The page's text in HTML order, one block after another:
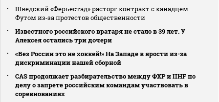
Шведский «Ферьестад» расторг контракт с канадцем
Футом из‑за протестов общественности
Известного российского вратаря не стало в 39 лет. У
Алексея остались три дочери
«Без России это не хоккей!» На Западе в ярости из-за
дискриминации нашей сборной
CAS продолжает разбирательство между ФХР и IIHF по
делу о запрете российским командам участвовать в
соревнованиях